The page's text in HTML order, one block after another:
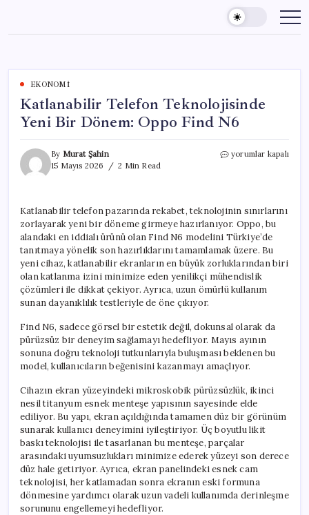
content
EKONOMI
Katlanabilir Telefon Teknolojisinde
Yeni Bir Dönem: Oppo Find N6
By Murat Şahin
15 Mayıs 2026
2 Min Read
Katlanabilir
Dönem:
Oppo
Find
N6
için
yorumlar kapalı
Katlanabilir telefon pazarında rekabet, teknolojinin sınırlarını
zorlayarak yeni bir döneme girmeye hazırlanıyor. Oppo, bu
alandaki en iddialı ürünü olan Find N6 modelini Türkiye’de
tanıtmaya yönelik son hazırlıklarını tamamlamak üzere. Bu
yeni cihaz, katlanabilir ekranların en büyük zorluklarından biri
olan katlanma izini minimize eden yenilikçi mühendislik
çözümleri ile dikkat çekiyor. Ayrıca, uzun ömürlü kullanım
sunan dayanıklılık testleriyle de öne çıkıyor.
Find N6, sadece görsel bir estetik değil, dokunsal olarak da
pürüzsüz bir deneyim sağlamayı hedefliyor. Mayıs ayının
sonuna doğru teknoloji tutkunlarıyla buluşması beklenen bu
model, kullanıcıların beğenisini kazanmayı amaçlıyor.
Cihazın ekran yüzeyindeki mikroskobik pürüzsüzlük, ikinci
nesil titanyum esnek menteşe yapısının sayesinde elde
ediliyor. Bu yapı, ekran açıldığında tamamen düz bir görünüm
sunarak kullanıcı deneyimini iyileştiriyor. Üç boyutlu likit
baskı teknolojisi ile tasarlanan bu menteşe, parçalar
arasındaki uyumsuzlukları minimize ederek yüzeyi son derece
düz hale getiriyor. Ayrıca, ekran panelindeki esnek cam
teknolojisi, her katlamadan sonra ekranın eski formuna
dönmesine yardımcı olarak uzun vadeli kullanımda derinleşme
sorununu engellemeyi hedefliyor.